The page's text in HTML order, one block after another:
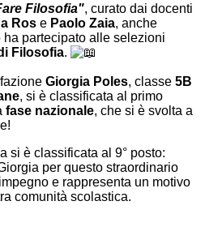
Filosofia", curato dai docenti
Ros e Paolo Zaia, anche
partecipato alle selezioni
Filosofia.
Giorgia Poles, classe 5B
, si è classificata al primo
fase nazionale, che si è svolta a
si è classificata al 9° posto:
per questo straordinario
e rappresenta un motivo
comunità scolastica.